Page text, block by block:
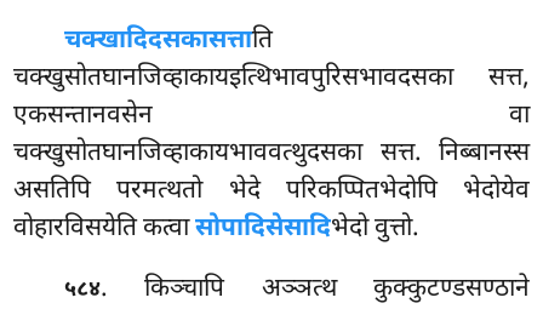
चक्खादिदसकासत्ताति
चक्खुसोतघानजिव्हाकायइत्थिभावपुरिसभावदसका सत्त,
एकसन्तानवसेन वा
चक्खुसोतघानजिव्हाकायभाववत्थुदसका सत्त. निब्बानस्स
असतिपि परमत्थतो भेदे परिकप्पितभेदोपि भेदोयेव
वोहारविसयेति कत्वासोपादिसेसादिभेदो वुत्तो.
५८४. किञ्चापि अञ्ञत्थ कुक्कुटण्डसण्ठाने